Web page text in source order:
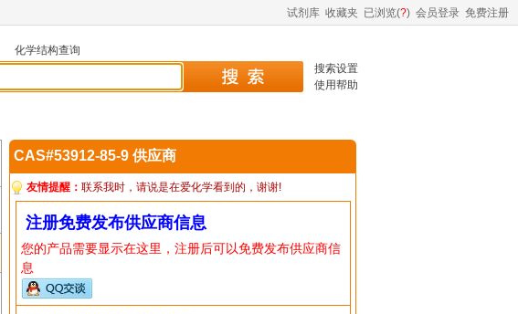
试剂库 收藏夹 已浏览(?) 会员登录 免费注册
化学结构查询
搜索设置
使用帮助
CAS#53912-85-9 供应商
友情提醒： 联系我时，请说是在爱化学看到的，谢谢!
注册免费发布供应商信息
您的产品需要显示在这里，注册后可以免费发布供应商信
息